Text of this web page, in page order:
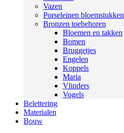
Vazen
Porseleinen bloemstukken
Bronzen toebehoren
Bloemen en takken
Bomen
Bruggetjes
Engelen
Koppels
Maria
Vlinders
Vogels
Belettering
Materialen
Bouw